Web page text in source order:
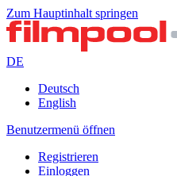
Zum Hauptinhalt springen
DE
Deutsch
English
Benutzermenü öffnen
Registrieren
Einloggen